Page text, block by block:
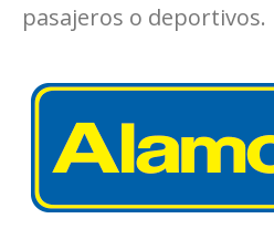
pasajeros o deportivos.